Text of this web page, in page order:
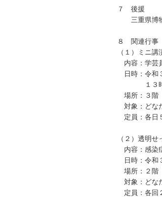
７ 後援
三重県博
８ 関連行事
（１）ミニ
内容：学芸
日時：令和
１３時３
場所：３階
対象：どな
定員：各日
（２）透明
内容：感染
日時：令和
場所：２階
対象：どな
定員：各回